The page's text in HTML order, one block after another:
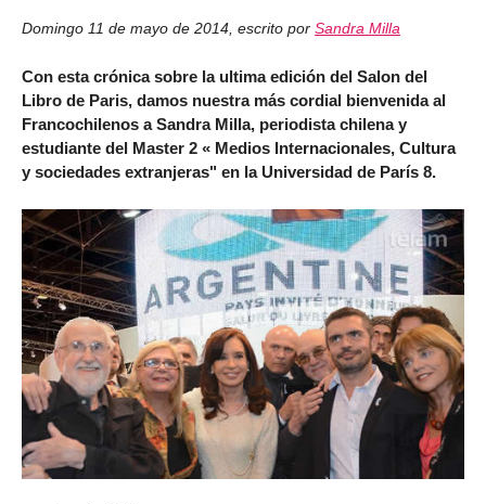
Domingo 11 de mayo de 2014, escrito por Sandra Milla
Con esta crónica sobre la ultima edición del Salon del
Libro de Paris, damos nuestra más cordial bienvenida al
Francochilenos a Sandra Milla, periodista chilena y
estudiante del Master 2 « Medios Internacionales, Cultura
y sociedades extranjeras" en la Universidad de París 8.